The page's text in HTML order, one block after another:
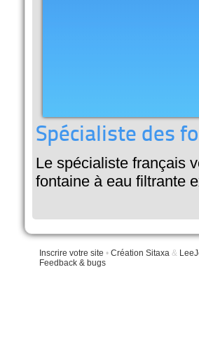
Spécialiste des
Le spécialiste français
fontaine à eau filtrante
Inscrire votre site • Création Sitaxa &
Feedback & bugs